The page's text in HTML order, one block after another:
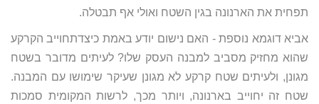
תפחית את הארנונה בגין השטח ואולי אף תבטלה.
אביא דוגמא נוספת - האם נישום יודע באמת כיצדתחוייב הקרקע
שהוא מחזיק מסביב למבנה העסק שלו? לעיתים מדובר בשטח
מגונן, ולעיתים שטח קרקע לא מגונן שעיקר שימושו עם המבנה.
שטח זה יחוייב בארנונה, ויותר מכך, לרשות המקומית סמכות